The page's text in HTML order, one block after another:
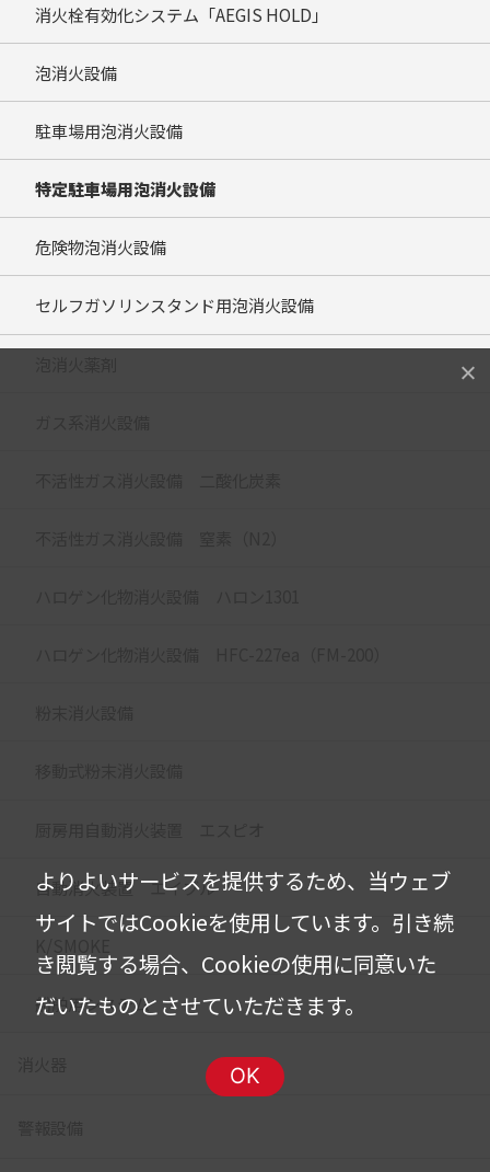
消火栓有効化システム「AEGIS HOLD」
泡消火設備
駐車場用泡消火設備
特定駐車場用泡消火設備
危険物泡消火設備
セルフガソリンスタンド用泡消火設備
自動消火装置 エイブル
船舶用システム
よりよいサービスを提供するため、当ウェブ
サイトではCookieを使用しています。 引き続
き閲覧する場合、Cookieの使用に同意いた
だいたものとさせていただきます。
OK